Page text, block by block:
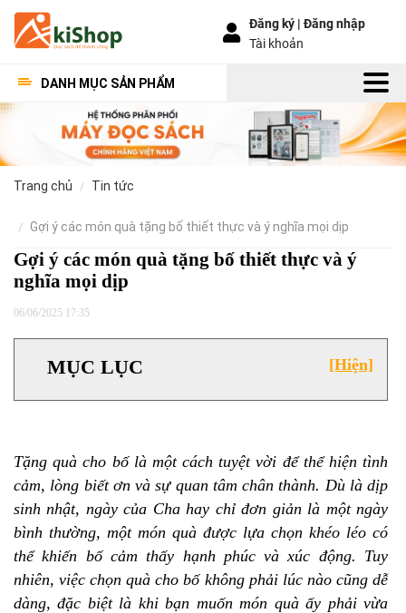
Đăng ký |Đăng nhập
Tài khoản
DANH MỤC SẢN PHẨM
trang chủ tin tức
gợi ý các món quà tặng bố thiết thực và ý nghĩa mọi dịp
Gợi ý các món quà tặng bố thiết thực và ý
nghĩa mọi dịp
06/06/2025 17:35
[Hiện]
MỤC LỤC
Tặng quà cho bố là một cách tuyệt vời để thể hiện tình
cảm, lòng biết ơn và sự quan tâm chân thành. Dù là dịp
sinh nhật, ngày của Cha hay chỉ đơn giản là một ngày
bình thường, một món quà được lựa chọn khéo léo có
thể khiến bố cảm thấy hạnh phúc và xúc động. Tuy
nhiên, việc chọn quà cho bố không phải lúc nào cũng dễ
dàng, đặc biệt là khi bạn muốn món quà ấy phải vừa